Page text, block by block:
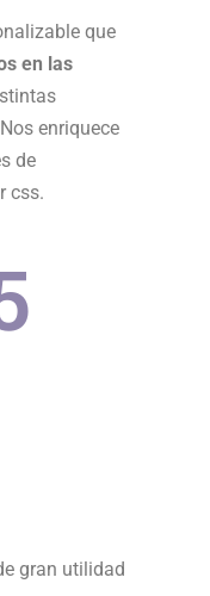
que
en las
enriquece
de
css.
gran utilidad